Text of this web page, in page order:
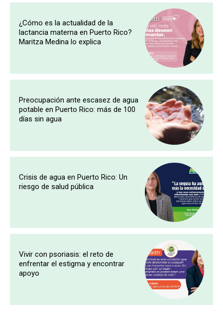
¿Cómo es la actualidad de la
lactancia materna en Puerto Rico?
Maritza Medina lo explica
Preocupación ante escasez de agua
potable en Puerto Rico: más de 100
días sin agua
Crisis de agua en Puerto Rico: Un
riesgo de salud pública
Vivir con psoriasis: el reto de
enfrentar el estigma y encontrar
apoyo